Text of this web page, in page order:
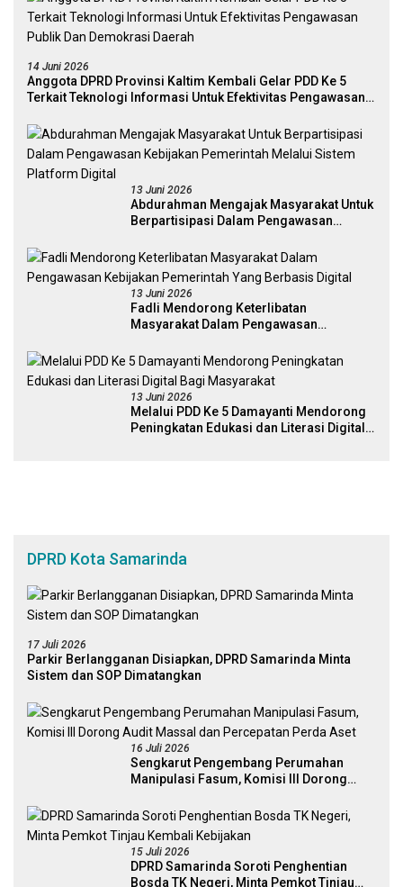
14 Juni 2026
Anggota DPRD Provinsi Kaltim Kembali Gelar PDD Ke 5
Terkait Teknologi Informasi Untuk Efektivitas Pengawasan
13 Juni 2026
Abdurahman Mengajak Masyarakat Untuk
Berpartisipasi Dalam Pengawasan
Platform Digital
13 Juni 2026
Fadli Mendorong Keterlibatan
Masyarakat Dalam Pengawasan
Digital
13 Juni 2026
Melalui PDD Ke 5 Damayanti Mendorong
Peningkatan Edukasi dan Literasi Digital
DPRD Kota Samarinda
17 Juli 2026
Parkir Berlangganan Disiapkan, DPRD Samarinda Minta
Sistem dan SOP Dimatangkan
16 Juli 2026
Sengkarut Pengembang Perumahan
Manipulasi Fasum, Komisi III Dorong
15 Juli 2026
DPRD Samarinda Soroti Penghentian
Bosda TK Negeri, Minta Pemkot Tinjau